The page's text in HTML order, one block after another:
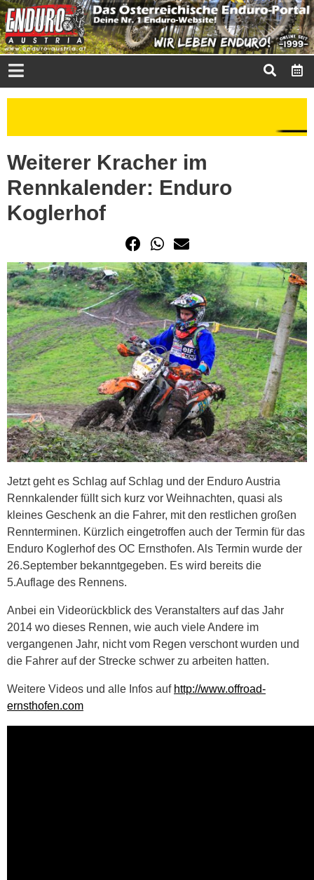
Weiterer Kracher im
Rennkalender: Enduro
Koglerhof
Jetzt geht es Schlag auf Schlag und der Enduro Austria
Rennkalender füllt sich kurz vor Weihnachten, quasi als
kleines Geschenk an die Fahrer, mit den restlichen großen
Rennterminen. Kürzlich eingetroffen auch der Termin für das
Enduro Koglerhof des OC Ernsthofen. Als Termin wurde der
26.September bekanntgegeben. Es wird bereits die
5.Auflage des Rennens.
Anbei ein Videorückblick des Veranstalters auf das Jahr
2014 wo dieses Rennen, wie auch viele Andere im
vergangenen Jahr, nicht vom Regen verschont wurden und
die Fahrer auf der Strecke schwer zu arbeiten hatten.
Weitere Videos und alle Infos auf http://www.offroad-
ernsthofen.com